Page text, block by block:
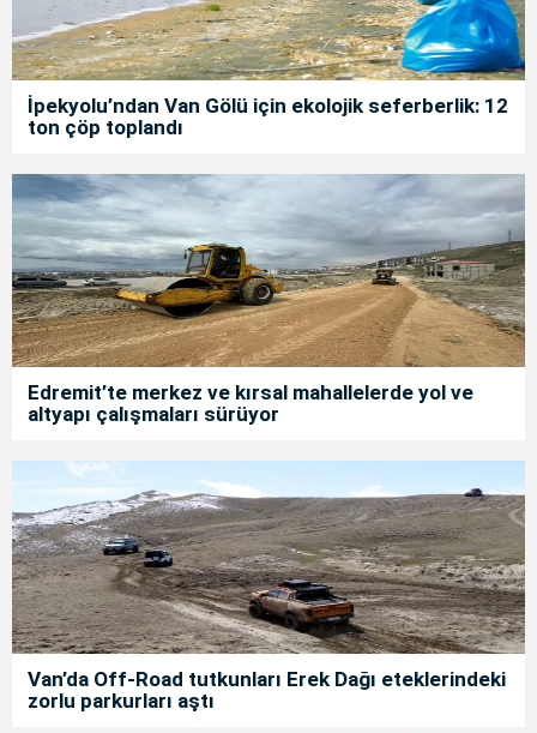
İpekyolu’ndan Van Gölü için ekolojik seferberlik: 12
ton çöp toplandı
Edremit’te merkez ve kırsal mahallelerde yol ve
altyapı çalışmaları sürüyor
Van’da Off-Road tutkunları Erek Dağı eteklerindeki
zorlu parkurları aştı